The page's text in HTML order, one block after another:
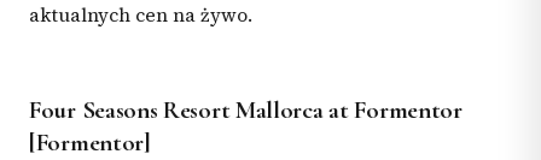
aktualnych cen na żywo.
Four Seasons Resort Mallorca at Formentor
[Formentor]